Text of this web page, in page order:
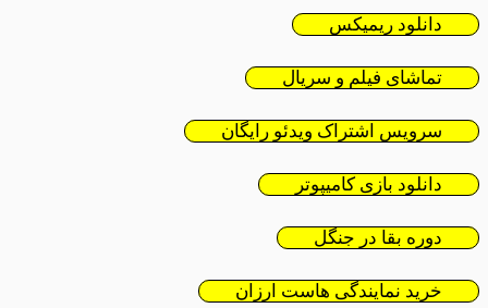
دانلود ریمیکس
تماشای فیلم و سریال
سرویس اشتراک ویدئو رایگان
دانلود بازی کامیپوتر
دوره بقا در جنگل
خرید نمایندگی هاست ارزان